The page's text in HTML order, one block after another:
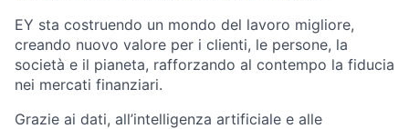
EY sta costruendo un mondo del lavoro migliore,
creando nuovo valore per i clienti, le persone, la
società e il pianeta, rafforzando al contempo la fiducia
nei mercati finanziari.
Grazie ai dati, all’intelligenza artificiale e alle